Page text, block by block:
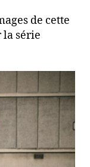
de cette
la série